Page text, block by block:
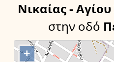
Νικαίας -
στην οδό
+